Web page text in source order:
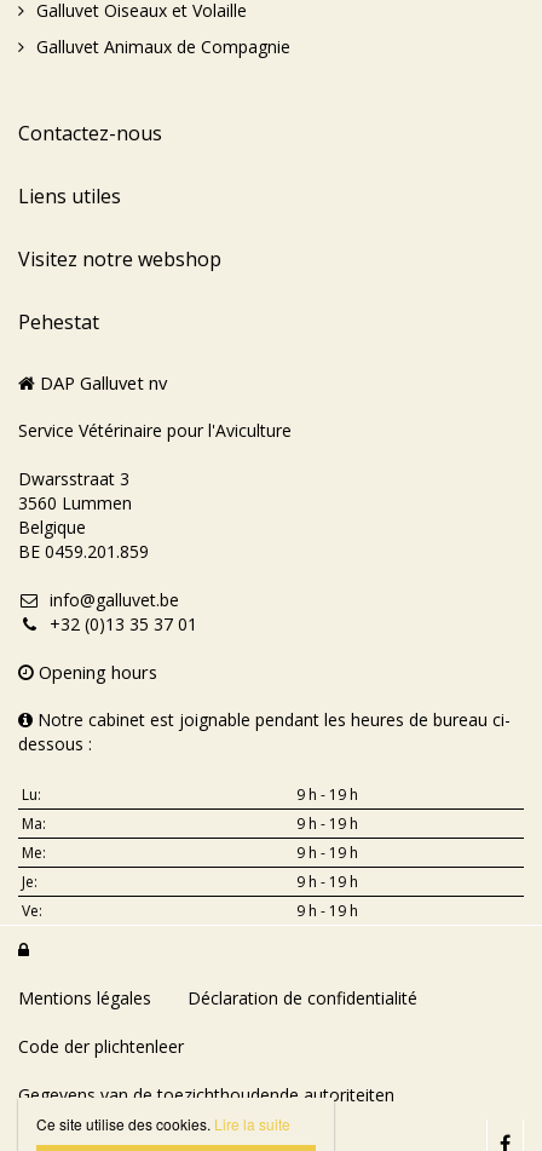
Galluvet Oiseaux et Volaille
Galluvet Animaux de Compagnie
Contactez-nous
Liens utiles
Visitez notre webshop
Pehestat
DAP Galluvet nv
Service Vétérinaire pour l'Aviculture
Dwarsstraat 3
3560 Lummen
Belgique
BE 0459.201.859
info@galluvet.be
+32 (0)13 35 37 01
Opening hours
Notre cabinet est joignable pendant les heures de bureau ci-
dessous :
Lu:
9 h - 19 h
Ma:
9 h - 19 h
Me:
9 h - 19 h
Je:
9 h - 19 h
Ve:
9 h - 19 h

Mentions légales Déclaration de confidentialité
Code der plichtenleer
Gegevens van de toezichthoudende autoriteiten
Ce site utilise des cookies. Lire la suite